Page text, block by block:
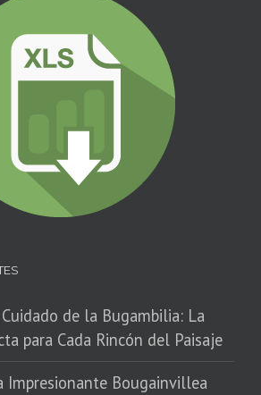
de la Bugambilia: La
para Cada Rincón del Paisaje
Impresionante Bougainvillea